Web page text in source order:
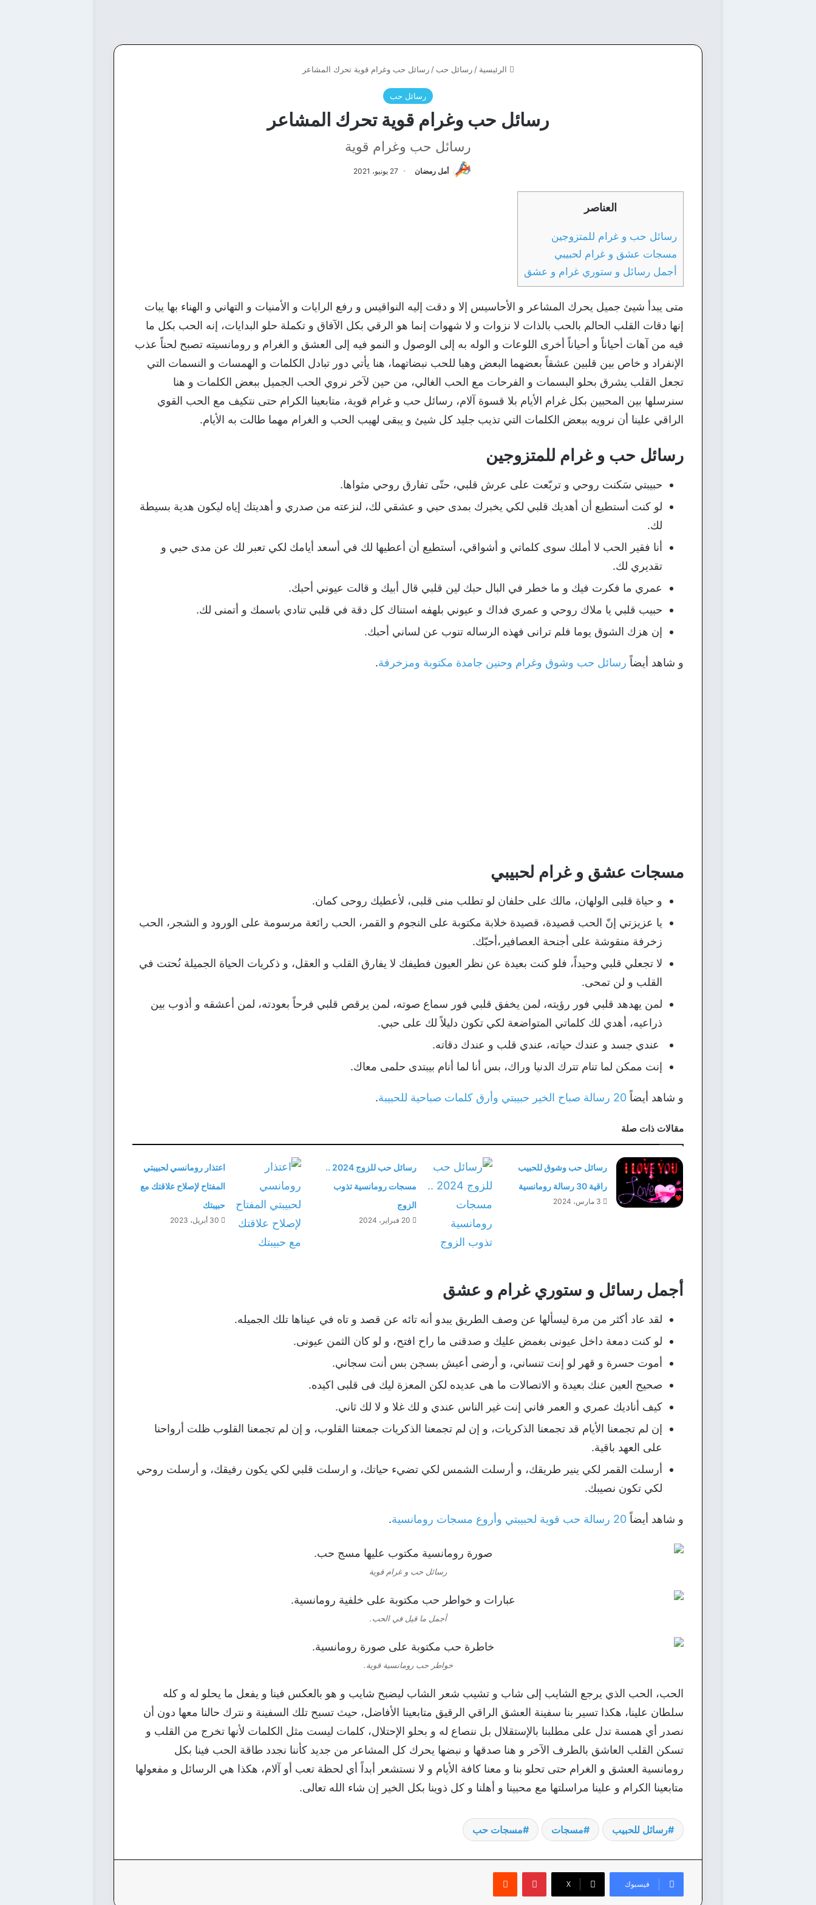
الرئيسية / رسائل حب / رسائل حب وغرام قوية تحرك المشاعر
رسائل حب
رسائل حب وغرام قوية تحرك المشاعر
رسائل حب وغرام قوية
أمل رمضان 27 يونيو، 2021
العناصر
رسائل حب و غرام للمتزوجين
مسجات عشق و غرام لحبيبي
أجمل رسائل و ستوري غرام و عشق
متى يبدأ شيئ جميل يحرك المشاعر و الأحاسيس إلا و دقت إليه النواقيس و رفع الرايات و الأمنيات و التهاني و الهناء بها يبات
إنها دقات القلب الحالم بالحب بالذات لا نزوات و لا شهوات إنما هو الرقي بكل الآفاق و تكملة حلو البدايات، إنه الحب بكل ما
فيه من آهات أحياناً و أحياناً أخرى اللوعات و الوله به إلى الوصول و النمو فيه إلى العشق و الغرام و رومانسيته تصبح لحناً عذب
الإنفراد و خاص بين قلبين عشقاً بعضهما البعض وهبا للحب نبضاتهما، هنا يأتي دور تبادل الكلمات و الهمسات و النسمات التي
تجعل القلب يشرق بحلو البسمات و الفرحات مع الحب الغالي، من حين لآخر نروي الحب الجميل ببعض الكلمات و هنا
سنرسلها بين المحبين بكل غرام الأيام بلا قسوة آلام، رسائل حب و غرام قوية، متابعينا الكرام حتى نتكيف مع الحب القوي
الراقي علينا أن نرويه ببعض الكلمات التي تذيب جليد كل شيئ و يبقى لهيب الحب و الغرام مهما طالت به الأيام.
رسائل حب و غرام للمتزوجين
حبيبتي سَكنت روحي و تربّعت على عرش قلبي، حتّى تفارق روحي مثواها.
لو كنت أستطيع أن أهديك قلبي لكي يخبرك بمدى حبي و عشقي لك، لنزعته من صدري و أهديتك إياه ليكون هدية بسيطة
لك.
أنا فقير الحب لا أملك سوى كلماتي و أشواقي، أستطيع أن أعطيها لك في أسعد أيامك لكي تعبر لك عن مدى حبي و
تقديري لك.
عمري ما فكرت فيك و ما خطر في البال حبك لين قلبي قال أبيك و قالت عيوني أحبك.
حبيب قلبي يا ملاك روحي و عمري فداك و عيوني بلهفه استناك كل دقة في قلبي تنادي باسمك و أتمنى لك.
إن هزك الشوق يوما فلم ترانى فهذه الرساله تنوب عن لساني أحبك.
و شاهد أيضاً رسائل حب وشوق وغرام وحنين جامدة مكتوبة ومزخرفة.
مسجات عشق و غرام لحبيبي
و حياة قلبى الولهان، مالك على حلفان لو تطلب منى قلبى، لأعطيك روحى كمان.
يا عزيزتي إنّ الحب قصيدة، قصيدة خلابة مكتوبة على النجوم و القمر، الحب رائعة مرسومة على الورود و الشجر، الحب
زخرفة منقوشة على أجنحة العصافير،أحبّك.
لا تجعلي قلبي وحيداً، فلو كنت بعيدة عن نظر العيون فطيفك لا يفارق القلب و العقل، و ذكريات الحياة الجميلة نُحتت في
القلب و لن تمحى.
لمن يهدهد قلبي فور رؤيته، لمن يخفق قلبي فور سماع صوته، لمن يرقص قلبي فرحاً بعودته، لمن أعشقه و أذوب بين
ذراعيه، أهدي لك كلماتي المتواضعة لكي تكون دليلاً لك على حبي.
عندي جسد و عندك حياته، عندي قلب و عندك دقاته.
إنت ممكن لما تنام تترك الدنيا وراك، بس أنا لما أنام بيبتدى حلمى معاك.
و شاهد أيضاً 20 رسالة صباح الخير حبيبتي وأرق كلمات صباحية للحبيبة .
مقالات ذات صلة
رسائل حب وشوق للحبيب
راقية 30 رسالة رومانسية
3 مارس، 2024
رسائل حب للزوج 2024 ..
مسجات رومانسية تذوب
الزوج
20 فبراير، 2024
اعتذار رومانسي لحبيبتي
المفتاح لإصلاح علاقتك مع
حبيبتك
30 أبريل، 2023
أجمل رسائل و ستوري غرام و عشق
لقد عاد أكثر من مرة ليسألها عن وصف الطريق يبدو أنه تائه عن قصد و تاه في عيناها تلك الجميله.
لو كنت دمعة داخل عيونى بغمض عليك و صدقنى ما راح افتح، و لو كان الثمن عيونى.
أموت حسرة و قهر لو إنت تنساني، و أرضى أعيش بسجن بس أنت سجاني.
صحيح العين عنك بعيدة و الاتصالات ما هى عديده لكن المعزة ليك فى قلبى اكيده.
كيف أناديك عمري و العمر فاني إنت غير الناس عندي و لك غلا و لا لك ثاني.
إن لم تجمعنا الأيام قد تجمعنا الذكريات، و إن لم تجمعنا الذكريات جمعتنا القلوب، و إن لم تجمعنا القلوب ظلت أرواحنا
على العهد باقية.
أرسلت القمر لكي ينير طريقك، و أرسلت الشمس لكي تضيء حياتك، و ارسلت قلبي لكي يكون رفيقك، و أرسلت روحي
لكي تكون نصيبك.
و شاهد أيضاً 20 رسالة حب قوية لحبيبتي وأروع مسجات رومانسية .
رسائل حب و غرام قوية
أجمل ما قيل في الحب.
خواطر حب رومانسية قوية.
الحب، الحب الذي يرجع الشايب إلى شاب و تشيب شعر الشاب ليضبح شايب و هو بالعكس فينا و يفعل ما يحلو له و كله
سلطان علينا، هكذا تسير بنا سفينة العشق الراقي الرقيق متابعينا الأفاضل، حيث تسبح تلك السفينة و نترك حالنا معها دون أن
نصدر أي همسة تدل على مطلبنا بالإستقلال بل ننصاع له و بحلو الإحتلال، كلمات ليست مثل الكلمات لأنها تخرج من القلب و
تسكن القلب العاشق بالطرف الآخر و هنا صدقها و نبضها يحرك كل المشاعر من جديد كأننا نجدد طاقة الحب فينا بكل
رومانسية العشق و الغرام حتى تحلو بنا و معنا كافة الأيام و لا نستشعر أبداً أي لحظة تعب أو آلام، هكذا هي الرسائل و مفعولها
متابعينا الكرام و علينا مراسلتها مع محبينا و أهلنا و كل ذوينا بكل الخير إن شاء الله تعالى.
رسائل للحبيب مسجات مسجات حب
فيسبوك ‫X
بينتيريست